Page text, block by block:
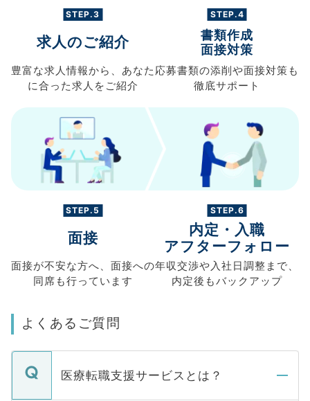
STEP.3
求人のご紹介
豊富な求人情報から、 あなた
に合った求人を ご紹介
STEP.4
書類作成
面接対策
応募書類の添削や面接対策も
徹底サポート
STEP.5
面接
面接が不安な方へ、 面接への
同席も行っています
STEP.6
内定・入職
アフターフォロー
年収交渉や入社日調整まで、
内定後もバックアップ
よくあるご質問
医療転職支援サービスとは？